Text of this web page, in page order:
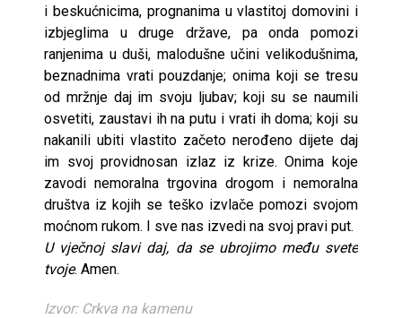
i beskućnicima, prognanima u vlastitoj domovini i
izbjeglima u druge države, pa onda pomozi
ranjenima u duši, malodušne učini velikodušnima,
beznadnima vrati pouzdanje; onima koji se tresu
od mržnje daj im svoju ljubav; koji su se naumili
osvetiti, zaustavi ih na putu i vrati ih doma; koji su
nakanili ubiti vlastito začeto nerođeno dijete daj
im svoj providnosan izlaz iz krize. Onima koje
zavodi nemoralna trgovina drogom i nemoralna
društva iz kojih se teško izvlače pomozi svojom
moćnom rukom. I sve nas izvedi na svoj pravi put.
U vječnoj slavi daj, da se ubrojimo među svete
tvoje. Amen.
Izvor: Crkva na kamenu